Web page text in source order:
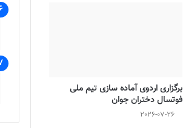
برگزاری اردوی آماده سازی تیم ملی
فوتسال دختران جوان
2026-07-26